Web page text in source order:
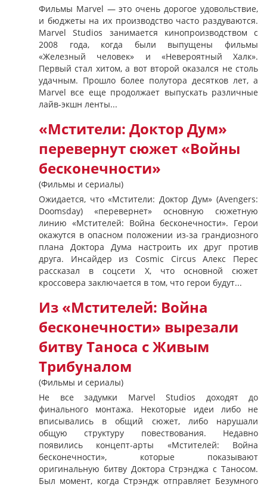
Фильмы Marvel — это очень дорогое удовольствие,
и бюджеты на их производство часто раздуваются.
Marvel Studios занимается кинопроизводством с
2008 года, когда были выпущены фильмы
«Железный человек» и «Невероятный Халк».
Первый стал хитом, а вот второй оказался не столь
удачным. Прошло более полутора десятков лет, а
Marvel все еще продолжает выпускать различные
лайв-экшн ленты...
«Мстители: Доктор Дум»
перевернут сюжет «Войны
бесконечности»
(Фильмы и сериалы)
Ожидается, что «Мстители: Доктор Дум» (Avengers:
Doomsday) «перевернет» основную сюжетную
линию «Мстителей: Война бесконечности». Герои
окажутся в опасном положении из-за грандиозного
плана Доктора Дума настроить их друг против
друга. Инсайдер из Cosmic Circus Алекс Перес
рассказал в соцсети X, что основной сюжет
кроссовера заключается в том, что герои будут...
Из «Мстителей: Война
бесконечности» вырезали
битву Таноса с Живым
Трибуналом
(Фильмы и сериалы)
Не все задумки Marvel Studios доходят до
финального монтажа. Некоторые идеи либо не
вписывались в общий сюжет, либо нарушали
общую структуру повествования. Недавно
появились концепт-арты «Мстителей: Война
бесконечности», которые показывают
оригинальную битву Доктора Стрэнджа с Таносом.
Был момент, когда Стрэндж отправляет Безумного